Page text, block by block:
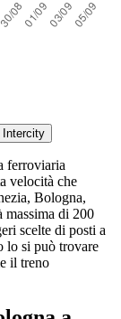
Intercity
ferroviaria
velocità che
Bologna,
massima di 200
scelte di posti a
lo si può trovare
il treno